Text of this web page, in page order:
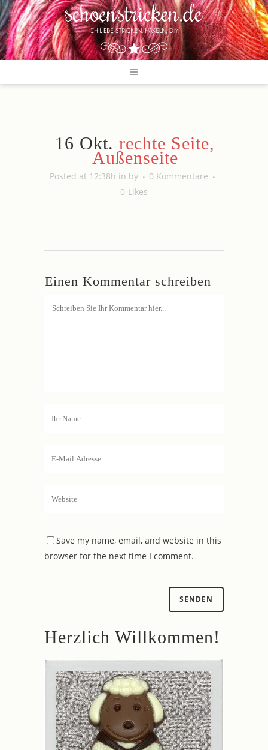
16 Okt. rechte Seite,
Außenseite
Posted at 12:38h in by
0 Kommentare
0 Likes
Einen Kommentar schreiben
Save my name, email, and website in this
browser for the next time I comment.
Herzlich Willkommen!